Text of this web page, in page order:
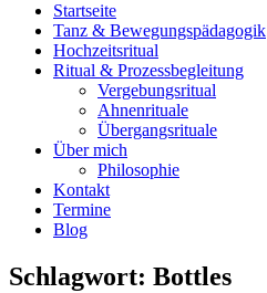
Startseite
Tanz & Bewegungspädagogik
Hochzeitsritual
Ritual & Prozessbegleitung
Vergebungsritual
Ahnenrituale
Übergangsrituale
Über mich
Philosophie
Kontakt
Termine
Blog
Schlagwort: Bottles